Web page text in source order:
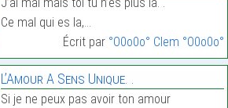
Ce mal qui es la,…
Écrit par °O0o0o° Clem °O0o0o°
L’Amour A Sens Unique. .
Si je ne peux pas avoir ton amour